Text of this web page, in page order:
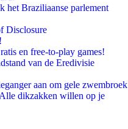
het Braziliaanse parlement
Disclosure
en free-to-play games!
van de Eredivisie
aan om gele zwembroek
dikzakken willen op je